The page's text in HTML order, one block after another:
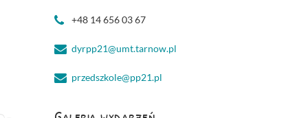
+48 14 656 03 67
dyrpp21@umt.tarnow.pl
przedszkole@pp21.pl